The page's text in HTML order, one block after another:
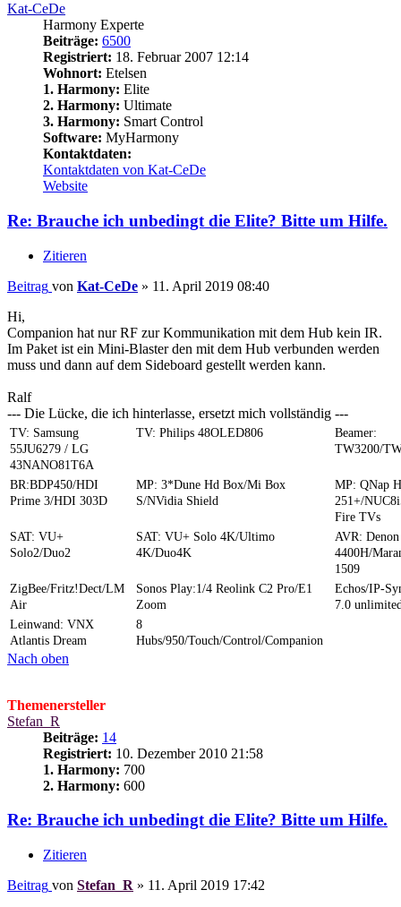
Kat-CeDe
Harmony Experte
Beiträge: 6500
Registriert: 18. Februar 2007 12:14
Wohnort: Etelsen
1. Harmony: Elite
2. Harmony: Ultimate
3. Harmony: Smart Control
Software: MyHarmony
Kontaktdaten:
Kontaktdaten von Kat-CeDe
Website
Re: Brauche ich unbedingt die Elite? Bitte um Hilfe.
Zitieren
Beitrag von Kat-CeDe » 11. April 2019 08:40
Hi,
Companion hat nur RF zur Kommunikation mit dem Hub kein IR.
Im Paket ist ein Mini-Blaster den mit dem Hub verbunden werden
muss und dann auf dem Sideboard gestellt werden kann.
Ralf
--- Die Lücke, die ich hinterlasse, ersetzt mich vollständig ---
TV: Samsung
55JU6279 / LG
43NANO81T6A
TV: Philips 48OLED806
Beamer:
TW3200/
BR:BDP450/HDI
Prime 3/HDI 303D
MP: 3*Dune Hd Box/Mi Box
S/NVidia Shield
MP: QNap
251+/
Fire TVs
SAT: VU+
Solo2/Duo2
SAT: VU+ Solo 4K/Ultimo
4K/Duo4K
AVR: Denon
4400H/
1509
ZigBee/Fritz!Dect/LM
Air
Sonos Play:1/4 Reolink C2 Pro/E1
Zoom
Echos/IP-
7.0
Leinwand: VNX
Atlantis Dream
8
Hubs/950/Touch/Control/Companion
Nach oben
Themenersteller
Stefan_R
Beiträge: 14
Registriert: 10. Dezember 2010 21:58
1. Harmony: 700
2. Harmony: 600
Re: Brauche ich unbedingt die Elite? Bitte um Hilfe.
Zitieren
Beitrag von Stefan_R » 11. April 2019 17:42